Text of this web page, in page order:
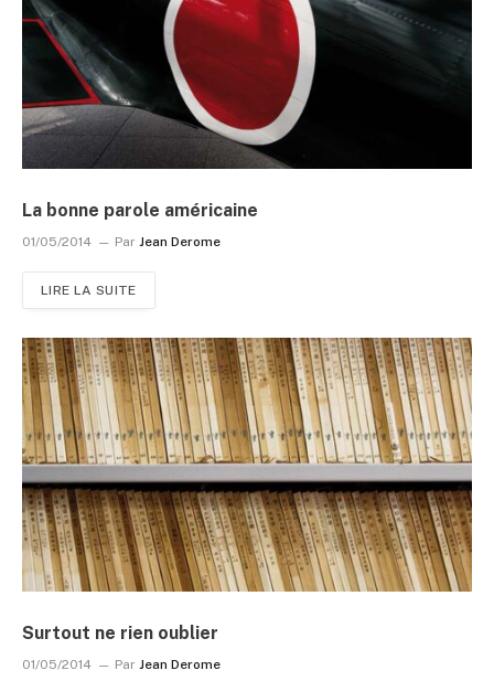
La bonne parole américaine
01/05/2014 Par Jean Derome
LIRE LA SUITE
Surtout ne rien oublier
01/05/2014 Par Jean Derome